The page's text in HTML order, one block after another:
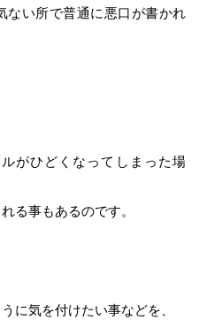
ない所で普通に悪口が書かれ
がひどくなってしまった場
る事もあるのです。
に気を付けたい事などを、